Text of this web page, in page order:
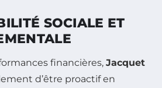
SOCIALE ET
financières, Jacquet
d’être proactif en